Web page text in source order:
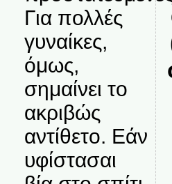
Για πολλές
γυναίκες,
όμως,
σημαίνει το
ακριβώς
αντίθετο. Εάν
υφίστασαι